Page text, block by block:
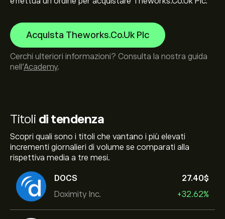
Titoli di tendenza
Scopri quali sono i titoli che vantano i più elevati
incrementi giornalieri di volume se comparati alla
rispettiva media a tre mesi.
DOCS
Doximity Inc.
27.40‎$‎
+32.62%
Acquista Theworks.Co.Uk Plc
Cerchi ulteriori informazioni? Consulta la nostra guida
nell’Academy.